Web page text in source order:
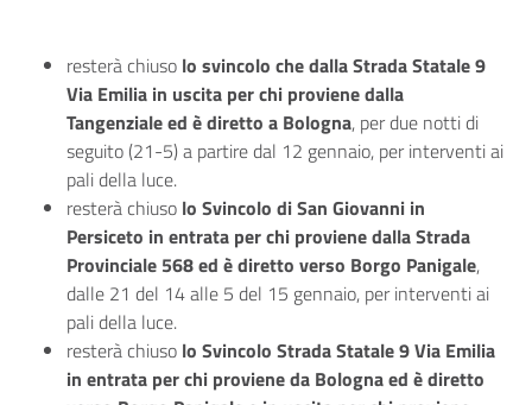
resterà chiuso lo svincolo che dalla Strada Statale 9
Via Emilia in uscita per chi proviene dalla
Tangenziale ed è diretto a Bologna, per due notti di
seguito (21-5) a partire dal 12 gennaio, per interventi ai
pali della luce.
resterà chiuso lo Svincolo di San Giovanni in
Persiceto in entrata per chi proviene dalla Strada
Provinciale 568 ed è diretto verso Borgo Panigale,
dalle 21 del 14 alle 5 del 15 gennaio, per interventi ai
pali della luce.
resterà chiuso lo Svincolo Strada Statale 9 Via Emilia
in entrata per chi proviene da Bologna ed è diretto